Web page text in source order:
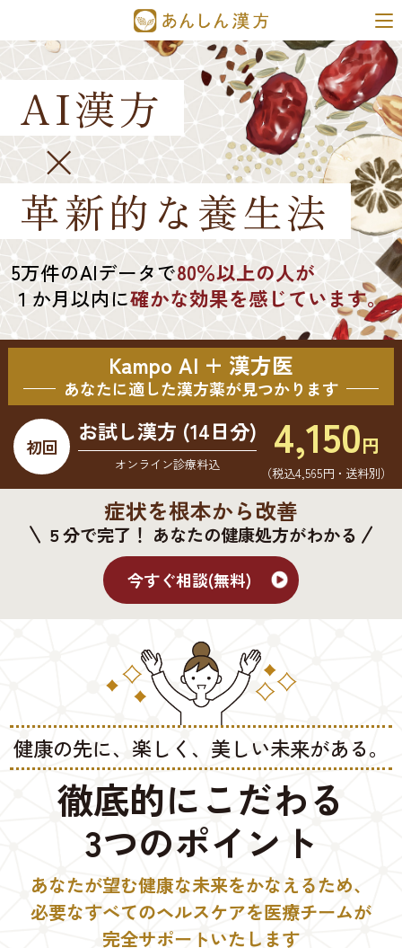
AI漢方
×
革新的な養生法
5万件のAIデータで80％以上の人が
１か月以内に確かな効果を感じています。
Kampo AI + 漢方医
あなたに適した漢方薬が見つかります
初回
お試し漢方 (14日分)
オンライン診療料込 4,150円
（税込4,565円・送料別）
症状を根本から改善
５分で完了！ あなたの健康処方がわかる
今すぐ相談(無料)
健康の先に、楽しく、美しい未来がある。
徹底的にこだわる
3つのポイント
あなたが望む健康な未来をかなえるため、
必要なすべてのヘルスケアを医療チームが
完全サポートいたします